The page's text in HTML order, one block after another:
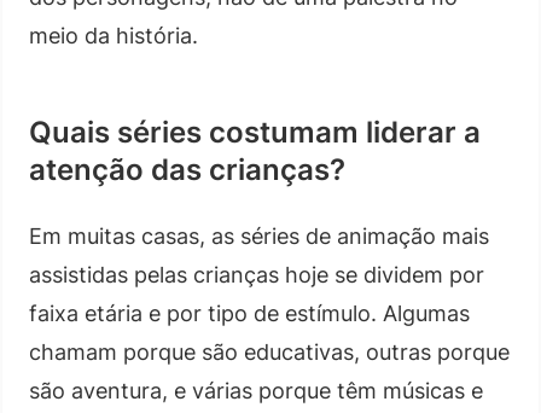
meio da história.
Quais séries costumam liderar a
atenção das crianças?
Em muitas casas, as séries de animação mais
assistidas pelas crianças hoje se dividem por
faixa etária e por tipo de estímulo. Algumas
chamam porque são educativas, outras porque
são aventura, e várias porque têm músicas e